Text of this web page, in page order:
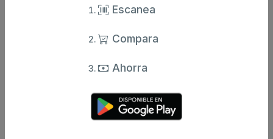
Escanea
Compara
Ahorra